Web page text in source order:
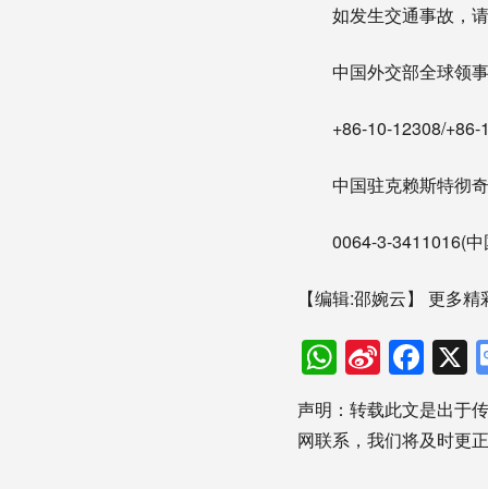
如发生交通事故，请
中国外交部全球领事
+86-10-12308/+86-
中国驻克赖斯特彻奇
0064-3-3411016(中
【编辑:邵婉云】 更多精
Sina
Weibo
声明：转载此文是出于
网联系，我们将及时更